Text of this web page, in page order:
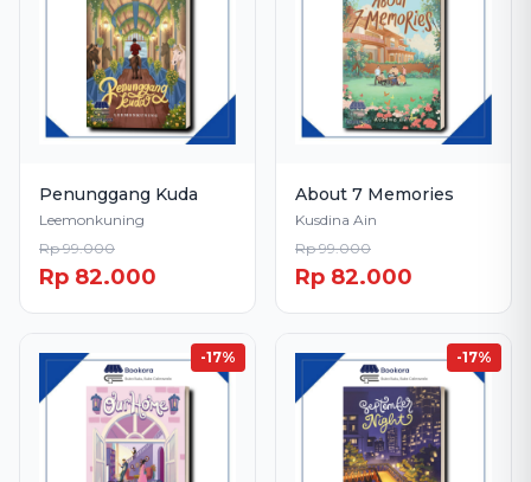
Penunggang Kuda
Leemonkuning
Rp 99.000
Rp 82.000
About 7 Memories
Kusdina Ain
Rp 99.000
Rp 82.000
-17% -17%